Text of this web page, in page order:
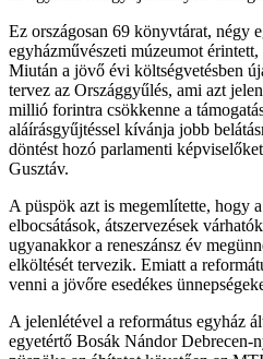
Ez országosan 69 könyvtárat, négy
egyházművészeti múzeumot
Miután a jövő évi költségvetésben
tervez az Országgyűlés, ami azt
millió forintra csökkenne a
aláírásgyűjtéssel kívánja jobb
döntést hozó parlamenti
Gusztáv.
A püspök azt is megemlítette, hogy
elbocsátások, átszervezések
ugyanakkor a reneszánsz év
elköltését tervezik. Emiatt a
venni a jövőre esedékes
A jelenlétével a református egyház
egyetértő Bosák Nándor Debrecen-